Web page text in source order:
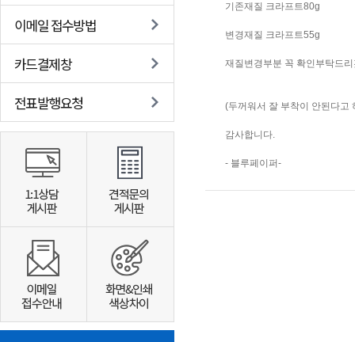
이메일 접수방법
카드결제창
전표발행요청
기존재질 크라프트80g
변경재질 크라프트55g
재질변경부분 꼭 확인부탁드
(두꺼워서 잘 부착이 안된다고
감사합니다.
- 블루페이퍼-